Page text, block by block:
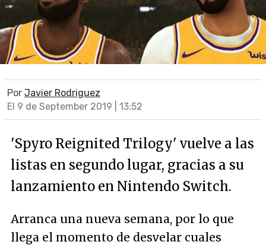
Por Javier Rodriguez
El 9 de September 2019 | 13:52
'Spyro Reignited Trilogy' vuelve a las
listas en segundo lugar, gracias a su
lanzamiento en Nintendo Switch.
Arranca una nueva semana, por lo que
llega el momento de desvelar cuales